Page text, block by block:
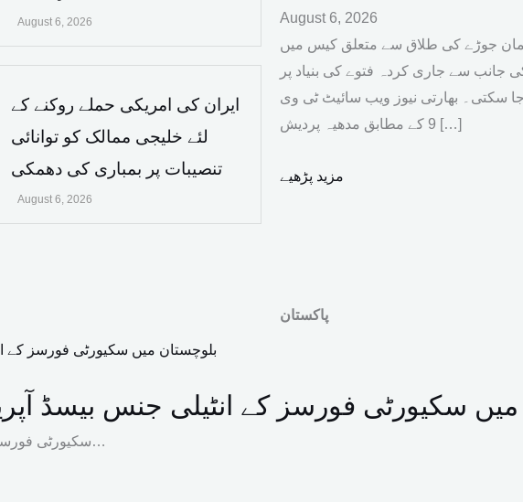
August 6, 2026
ایران کی امریکی حملے روکنے کے
لئے خلیجی ممالک کو توانائی
تنصیبات پر بمباری کی دھمکی
August 6, 2026
August 6, 2026
جوڑے کی طلاق سے متعلق کیس میں
جانب سے جاری کردہ فتوے کی بنیاد پر
بھارتی نیوز ویب سائیٹ ٹی وی
9 کے مطابق مدھیہ پردیش […]
مزید پڑھیے
پاکستان
سکیورٹی فورسز کے انٹیلی جنس بیسڈ آپریشنز، 12 دہشت
سکیورٹی فورسز نے بلوچستان کے اضلاع واشک اور مستونگ میں…